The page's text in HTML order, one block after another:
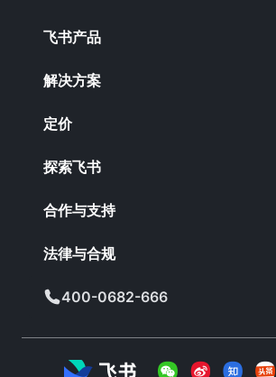
飞书产品
解决方案
定价
探索飞书
合作与支持
法律与合规
400-0682-666